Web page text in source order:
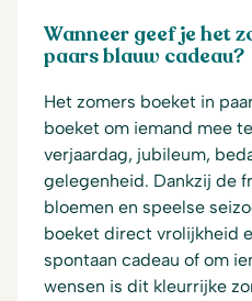
Wanneer geef je het
paars blauw cadeau?
Het zomers boeket in
boeket om iemand mee
verjaardag, jubileum,
gelegenheid. Dankzij de
bloemen en speelse
boeket direct vrolijkheid
spontaan cadeau of om
wensen is dit kleurrijke